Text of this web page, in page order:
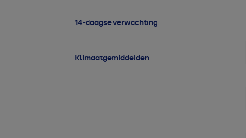
14-daagse verwachting
Klimaatgemiddelden